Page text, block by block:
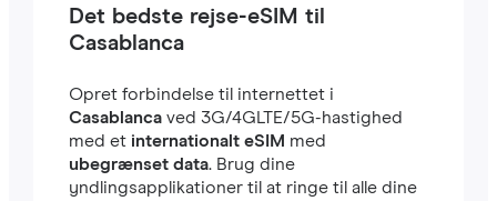
Det bedste rejse-eSIM til
Casablanca
Opret forbindelse til internettet i
Casablancaved 3G/4GLTE/5G-hastighed
med et internationalt eSIM med
ubegrænset data. Brug dine
yndlingsapplikationer til at ringe til alle dine